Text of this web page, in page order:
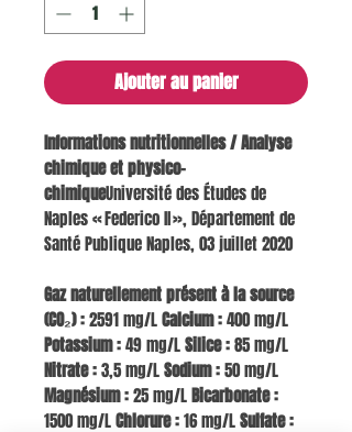
Ajouter au panier
Informations nutritionnelles / Analyse
chimique et physico-
chimiqueUniversité des Études de
Naples « Federico II », Département de
Santé Publique Naples, 03 juillet 2020
Gaz naturellement présent à la source
(CO₂) :2591 mg/LCalcium :400 mg/L
Potassium :49 mg/LSilice :85 mg/L
Nitrate :3,5 mg/LSodium :50 mg/L
Magnésium :25 mg/LBicarbonate :
1500 mg/LChlorure :16 mg/LSulfate :